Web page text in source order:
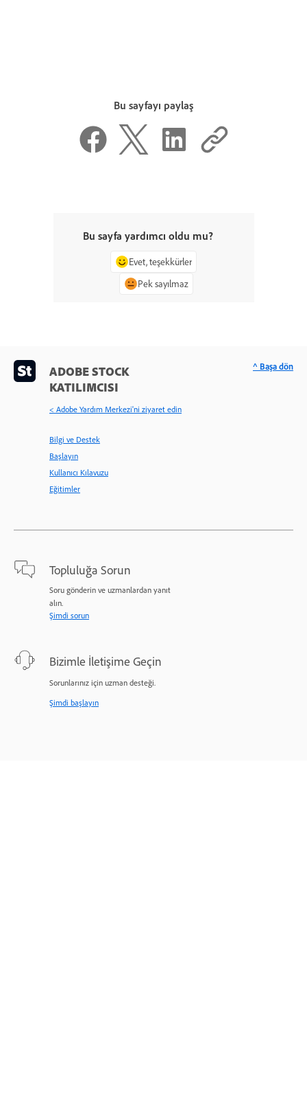
Bu sayfayı paylaş
Bu sayfa yardımcı oldu mu?
Evet, teşekkürler
Pek sayılmaz
ADOBE STOCK
KATILIMCISI
< Adobe Yardım Merkezi'ni ziyaret edin
Bilgi ve Destek
Başlayın
Kullanıcı Kılavuzu
Eğitimler
Topluluğa Sorun
Soru gönderin ve uzmanlardan yanıt
alın.
Şimdi sorun
Bizimle İletişime Geçin
Sorunlarınız için uzman desteği.
Şimdi başlayın
^ Başa dön